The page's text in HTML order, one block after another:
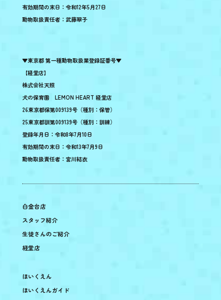
有効期間の末日：令和12年5月27日
動物取扱責任者：武藤翠子
▼東京都 第一種動物取扱業登録証番号▼
【経堂店】
株式会社天照
犬の保育園 LEMON HEART 経堂店
26東京都保第009139号（種別：保管）
25東京都訓第009139号（種別：訓練）
登録年月日：令和8年7月10日
有効期間の末日：令和13年7月9日
動物取扱責任者：宮川結衣
白金台店
スタッフ紹介
生徒さんのご紹介
経堂店
ほいくえん
ほいくえんガイド